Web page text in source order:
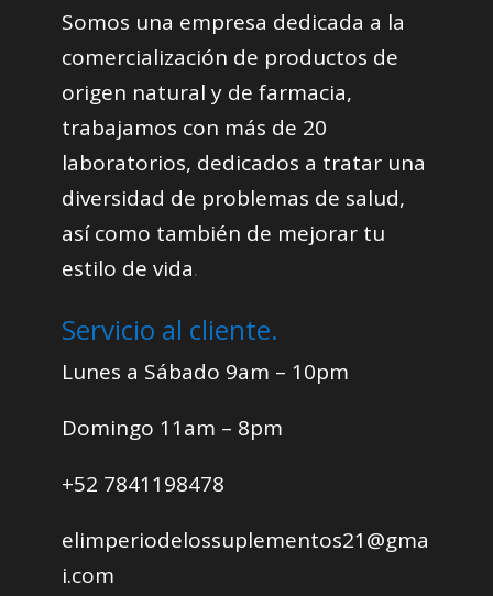
Somos una empresa dedicada a la
comercialización de productos de
origen natural y de farmacia,
trabajamos con más de 20
laboratorios, dedicados a tratar una
diversidad de problemas de salud,
así como también de mejorar tu
estilo de vida.
Servicio al cliente.
Lunes a Sábado 9am – 10pm
Domingo 11am – 8pm
+52 7841198478
elimperiodelossuplementos21@gma
i.com